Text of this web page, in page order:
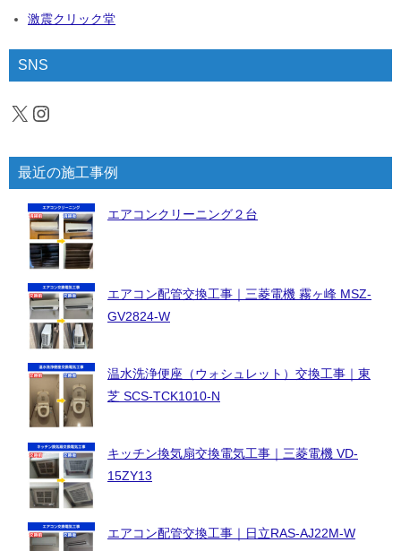
激震クリック堂
SNS
X Instagram
最近の施工事例
エアコンクリーニング２台
エアコン配管交換工事｜三菱電機 霧ヶ峰 MSZ-
GV2824-W
温水洗浄便座（ウォシュレット）交換工事｜東
芝 SCS-TCK1010-N
キッチン換気扇交換電気工事｜三菱電機 VD-
15ZY13
エアコン配管交換工事｜日立RAS-AJ22M-W